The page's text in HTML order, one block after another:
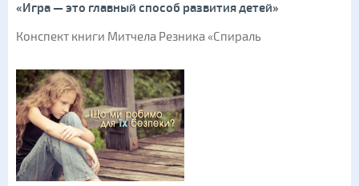
«Игра — это главный способ развития детей»
Конспект книги Митчела Резника «Спираль